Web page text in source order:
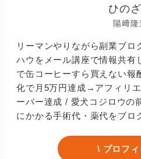
ひの
陽﨑隆
リーマンやりながら副業ブロ
ハウをメール講座で情報共有
で缶コーヒーすら買えない
化で月5万円達成→アフィリ
ーバー達成 / 愛犬コジロウの
にかかる手術代・薬代をブロ
\ プロフ